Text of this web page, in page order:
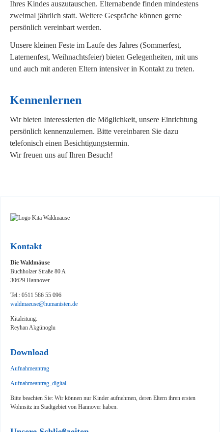
Ihres Kindes auszutauschen. Elternabende finden mindestens
zweimal jährlich statt. Weitere Gespräche können gerne
persönlich vereinbart werden.
Unsere kleinen Feste im Laufe des Jahres (Sommerfest,
Laternenfest, Weihnachtsfeier) bieten Gelegenheiten, mit uns
und auch mit anderen Eltern intensiver in Kontakt zu treten.
Kennenlernen
Wir bieten Interessierten die Möglichkeit, unsere Einrichtung
persönlich kennenzulernen. Bitte vereinbaren Sie dazu
telefonisch einen Besichtigungstermin.
Wir freuen uns auf Ihren Besuch!
Kontakt
Die Waldmäuse
Buchholzer Straße 80 A
30629 Hannover
Tel.: 0511 586 55 096
waldmaeuse@humanisten.de
Kitaleitung:
Reyhan Akgünoglu
Download
Aufnahmeantrag
Aufnahmeantrag_digital
Bitte beachten Sie: Wir können nur Kinder aufnehmen, deren Eltern ihren ersten
Wohnsitz im Stadtgebiet von Hannover haben.